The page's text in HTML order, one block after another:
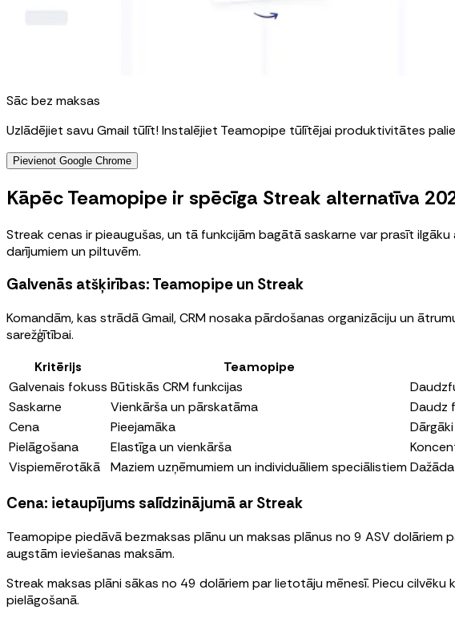
Sāc bez maksas
Uzlādējiet savu Gmail tūlīt! Instalējiet Teamopipe tūlītējai produktivitātes
Pievienot Google Chrome
Kāpēc Teamopipe ir spēcīga Streak alternatīva
Streak cenas ir pieaugušas, un tā funkcijām bagātā saskarne var prasīt
darījumiem un piltuvēm.
Galvenās atšķirības: Teamopipe un Streak
Komandām, kas strādā Gmail, CRM nosaka pārdošanas organizāciju un
sarežģītībai.
Kritērijs
Teamopipe
Galvenais fokuss Būtiskās CRM funkcijas
Saskarne
Vienkārša un pārskatāma
Daudz
Cena
Pieejamāka
Pielāgošana
Elastīga un vienkārša
Vispiemērotākā
Maziem uzņēmumiem un individuāliem speciālistiem
Cena: ietaupījums salīdzinājumā ar Streak
Teamopipe piedāvā bezmaksas plānu un maksas plānus no 9 ASV
augstām ieviešanas maksām.
Streak maksas plāni sākas no 49 dolāriem par lietotāju mēnesī. Piecu
pielāgošanā.